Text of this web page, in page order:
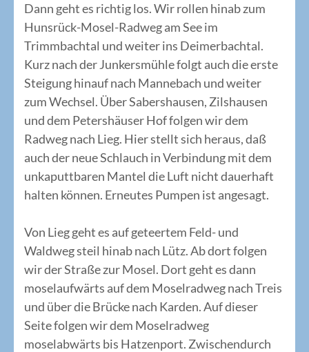
Dann geht es richtig los. Wir rollen hinab zum
Hunsrück-Mosel-Radweg am See im
Trimmbachtal und weiter ins Deimerbachtal.
Kurz nach der Junkersmühle folgt auch die erste
Steigung hinauf nach Mannebach und weiter
zum Wechsel. Über Sabershausen, Zilshausen
und dem Petershäuser Hof folgen wir dem
Radweg nach Lieg. Hier stellt sich heraus, daß
auch der neue Schlauch in Verbindung mit dem
unkaputtbaren Mantel die Luft nicht dauerhaft
halten können. Erneutes Pumpen ist angesagt.
Von Lieg geht es auf geteertem Feld- und
Waldweg steil hinab nach Lütz. Ab dort folgen
wir der Straße zur Mosel. Dort geht es dann
moselaufwärts auf dem Moselradweg nach Treis
und über die Brücke nach Karden. Auf dieser
Seite folgen wir dem Moselradweg
moselabwärts bis Hatzenport. Zwischendurch